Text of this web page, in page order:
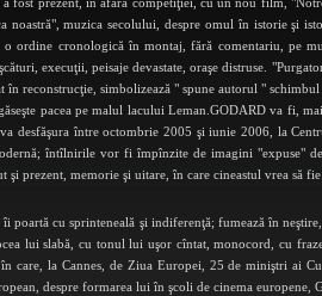
noastră", muzica secolului, despre omul în istorie şi
o ordine cronologică în montaj, fără comentariu, pe
execuţii, peisaje devastate, oraşe distruse.
reconstrucţie, simbolizează " spune autorul "
pacea pe malul lacului Leman.GODARD va fi,
va desfăşura între octombrie 2005 şi iunie 2006, la
întîlnirile vor fi împînzite de imagini "expuse"
şi prezent, memorie şi uitare, în care cineastul vrea să
poartă cu sprinteneală şi indiferenţă; fumează în
lui slabă, cu tonul lui uşor cîntat, monocord, cu
care, la Cannes, de Ziua Europei, 25 de miniştri ai
despre formarea lui în şcoli de cinema